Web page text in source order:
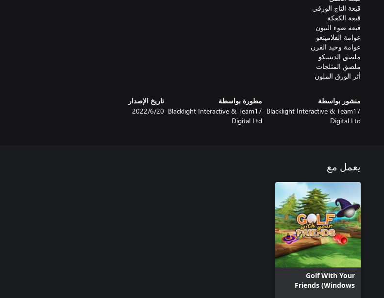
أثر الورق الملون
منشور بواسطة
Blacklight Interactive & Team17
Digital Ltd
مطورة بواسطة
Blacklight Interactive & Team17
Digital Ltd
تاريخ الإصدار
20‏/6‏/2022
يعمل مع
Golf With Your
Friends (Windows